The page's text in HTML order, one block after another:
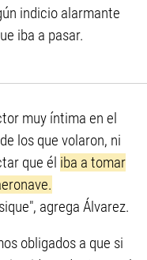
indicio alarmante
iba a pasar.
muy íntima en el
los que volaron, ni
que él iba a tomar
agrega Álvarez.
obligados a que si